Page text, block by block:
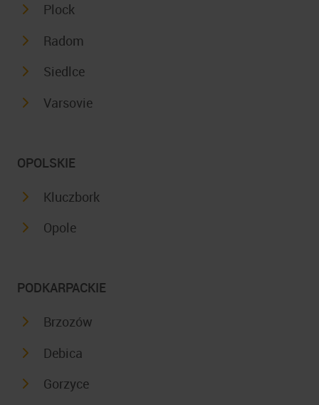
Plock
Radom
Siedlce
Varsovie
OPOLSKIE
Kluczbork
Opole
PODKARPACKIE
Brzozów
Debica
Gorzyce